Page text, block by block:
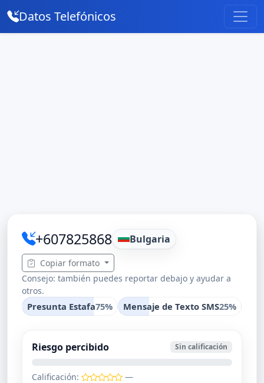
Datos Telefónicos
+607825868 Bulgaria
Copiar formato
Consejo: también puedes reportar debajo y ayudar a
otros.
Presunta Estafa75% Mensaje de Texto SMS25%
Riesgo percibido Sin calificación
Calificación: —